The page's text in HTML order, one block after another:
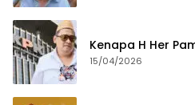
Kenapa H Her
15/04/2026